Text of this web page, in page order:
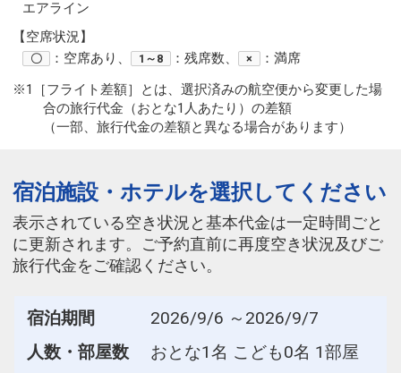
エアライン
【空席状況】
〇 ：空席あり、 1～8 ：残席数、 ×
：満席
※1［フライト差額］とは、選択済みの航空便から変更した場
合の旅行代金（おとな1人あたり）の差額
（一部、旅行代金の差額と異なる場合があります）
宿泊施設・ホテルを選択してください
表示されている空き状況と基本代金は一定時間ごと
に更新されます。ご予約直前に再度空き状況及びご
旅行代金をご確認ください。
宿泊期間
2026/9/6 ～2026/9/7
人数・部屋数
おとな1名 こども0名 1部屋